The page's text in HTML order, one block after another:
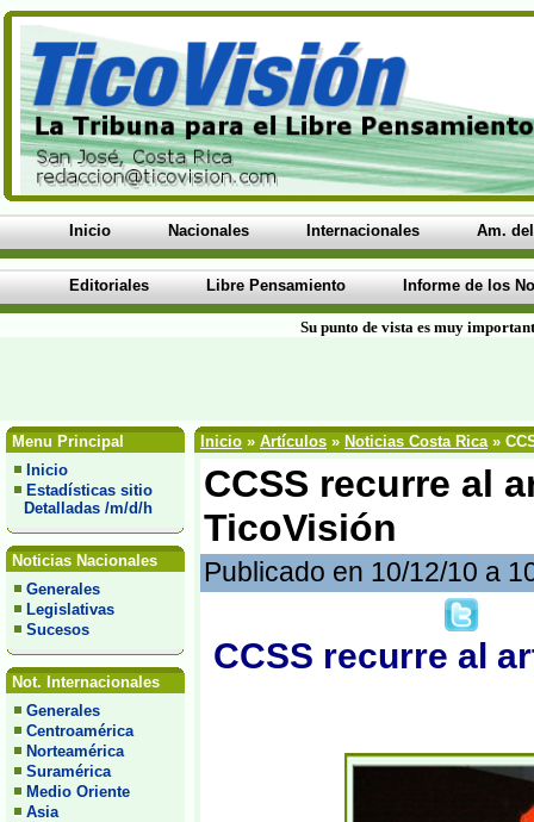
Inicio Nacionales Internacionales Am.
Editoriales Libre Pensamiento Informe de los
Su punto de vista es muy
Menu Principal
Inicio
Estadísticas sitio
Detalladas /m/d/h
Noticias Nacionales
Generales
Legislativas
Sucesos
Not. Internacionales
Generales
Centroamérica
Norteamérica
Suramérica
Medio Oriente
Asia
Inicio » Artículos » Noticias Costa Rica»
CCSS recurre al
TicoVisión
Publicado en 10/12/10 a
CCSS recurre al